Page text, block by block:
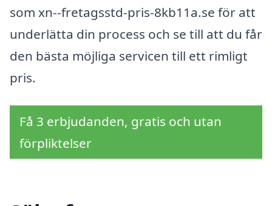
som xn--fretagsstd-pris-8kb11a.se för att
underlätta din process och se till att du får
den bästa möjliga servicen till ett rimligt
pris.
Få 3 erbjudanden, gratis och utan
förpliktelser